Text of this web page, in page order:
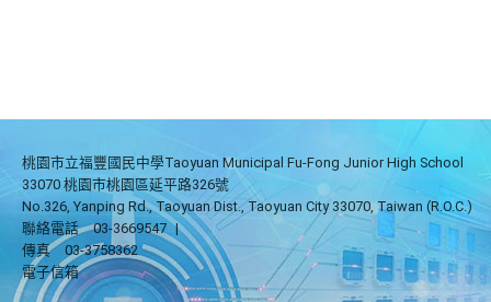
桃園市立福豐國民中學Taoyuan Municipal Fu-Fong Junior High School
33070 桃園市桃園區延平路326號
No.326, Yanping Rd., Taoyuan Dist., Taoyuan City 33070, Taiwan (R.O.C.)
聯絡電話
03-3669547 |
傳真
03-3758362
電子信箱